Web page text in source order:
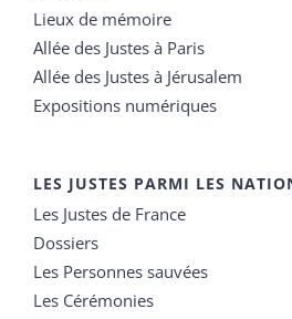
Lieux de mémoire
Allée des Justes à Paris
Allée des Justes à Jérusalem
Expositions numériques
LES JUSTES PARMI LES
Les Justes de France
Dossiers
Les Personnes sauvées
Les Cérémonies